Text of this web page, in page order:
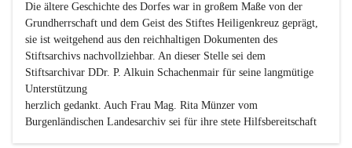
Die ältere Geschichte des Dorfes war in großem Maße von der
Grundherrschaft und dem Geist des Stiftes Heiligenkreuz geprägt,
sie ist weitgehend aus den reichhaltigen Dokumenten des
Stiftsarchivs nachvollziehbar. An dieser Stelle sei dem
Stiftsarchivar DDr. P. Alkuin Schachenmair für seine langmütige
Unterstützung
herzlich gedankt. Auch Frau Mag. Rita Münzer vom
Burgenländischen Landesarchiv sei für ihre stete Hilfsbereitschaft